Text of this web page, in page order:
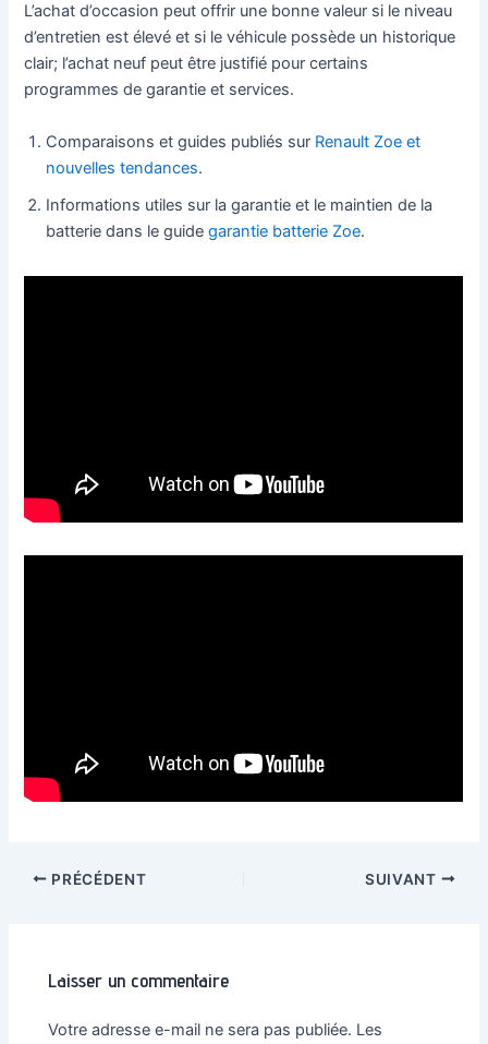
L’achat d’occasion peut offrir une bonne valeur si le niveau
d’entretien est élevé et si le véhicule possède un historique
clair; l’achat neuf peut être justifié pour certains
programmes de garantie et services.
Comparaisons et guides publiés sur Renault Zoe et
nouvelles tendances.
Informations utiles sur la garantie et le maintien de la
batterie dans le guidegarantie batterie Zoe.
NavigationPRÉCÉDENT SUIVANT
Laisser un commentaire
Votre adresse e-mail ne sera pas publiée. Les